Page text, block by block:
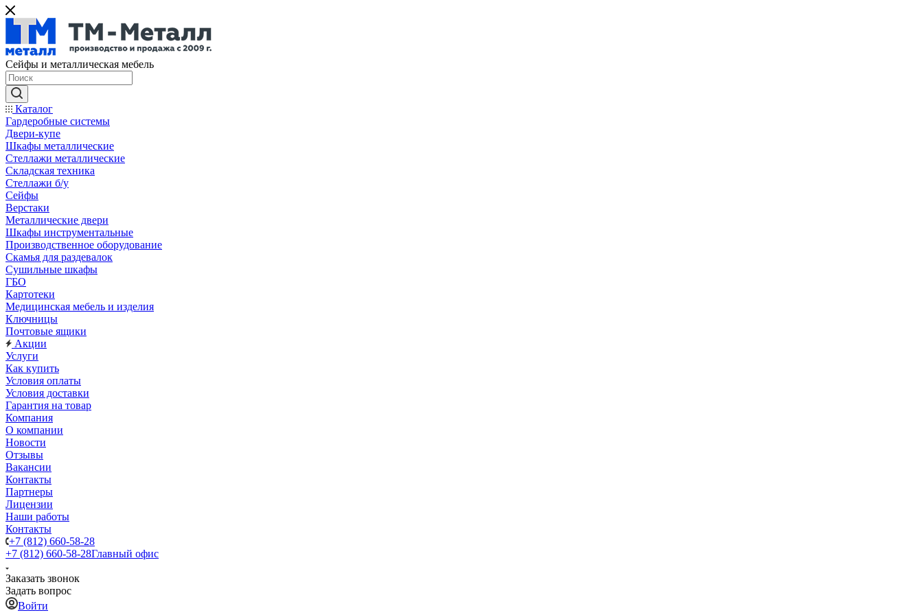
Сейфы и металлическая мебель
Каталог
Гардеробные системы
Двери-купе
Шкафы металлические
Стеллажи металлические
Складская техника
Стеллажи б/у
Сейфы
Верстаки
Металлические двери
Шкафы инструментальные
Производственное оборудование
Скамья для раздевалок
Сушильные шкафы
ГБО
Картотеки
Медицинская мебель и изделия
Ключницы
Почтовые ящики
Акции
Услуги
Как купить
Условия оплаты
Условия доставки
Гарантия на товар
Компания
О компании
Новости
Отзывы
Вакансии
Контакты
Партнеры
Лицензии
Наши работы
Контакты
+7 (812) 660-58-28
+7 (812) 660-58-28Главный офис
Заказать звонок
Задать вопрос
Войти